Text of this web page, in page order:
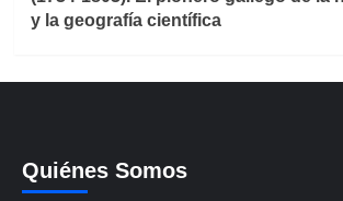
y la geografía científica
Quiénes Somos